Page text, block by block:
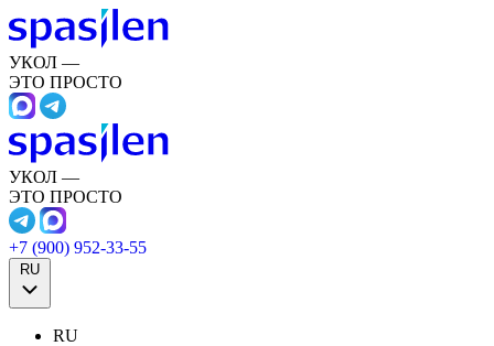
УКОЛ —
ЭТО ПРОСТО
УКОЛ —
ЭТО ПРОСТО
+7 (900) 952-33-55
RU
RU